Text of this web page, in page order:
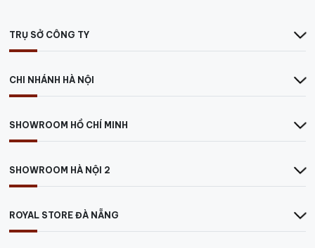
TRỤ SỞ CÔNG TY
CHI NHÁNH HÀ NỘI
SHOWROOM HỒ CHÍ MINH
SHOWROOM HÀ NỘI 2
ROYAL STORE ĐÀ NẴNG